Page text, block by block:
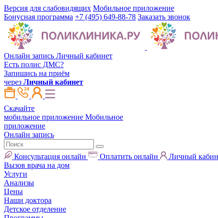
Версия для слабовидящих Мобильное приложение
Бонусная программа +7 (495) 649-88-78 Заказать звонок
Онлайн запись Личный кабинет
Есть полис ДМС?
Запишись на приём
через Личный кабинет
Скачайте
мобильное приложение Мобильное
приложение
Онлайн запись
Консультация онлайн Оплатить онлайн
Личный
Вызов врача на дом
Услуги
Анализы
Цены
Наши доктора
Детское отделение